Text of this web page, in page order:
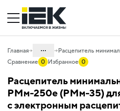
Главная ...
02. Силовое оборудование
коммутации
Сравнение 0 Избранное 0
Расцепитель
РМм-250е (РМм-35)
с электронным